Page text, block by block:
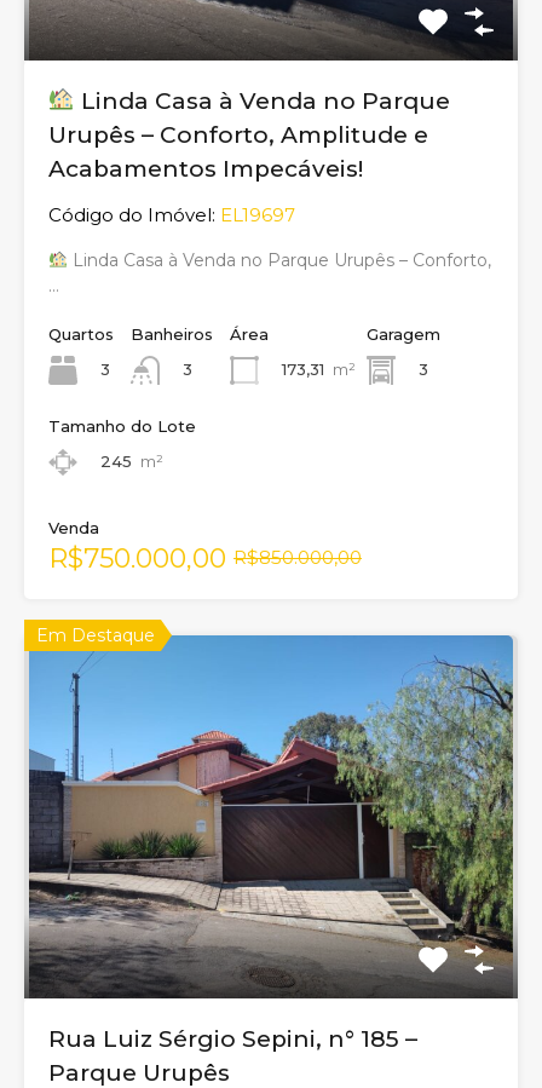
Linda Casa à Venda no Parque
Urupês – Conforto, Amplitude e
Acabamentos Impecáveis!
Código do Imóvel: EL19697
Linda Casa à Venda no Parque Urupês – Conforto,
…
Quartos
3
Banheiros
3
Área
173,31 m²
Garagem
3
Tamanho do Lote
245 m²
Venda
R$750.000,00 R$850.000,00
Em Destaque
Rua Luiz Sérgio Sepini, n° 185 –
Parque Urupês